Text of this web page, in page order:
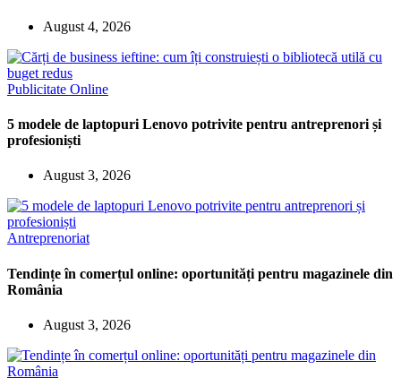
August 4, 2026
Publicitate Online
5 modele de laptopuri Lenovo potrivite pentru antreprenori și
profesioniști
August 3, 2026
Antreprenoriat
Tendințe în comerțul online: oportunități pentru magazinele din
România
August 3, 2026